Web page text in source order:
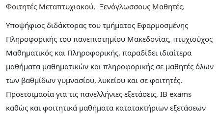
Φοιτητές Μεταπτυχιακού
Ξενόγλωσσους Μαθητές
Υποψήφιος διδάκτορας του τμήματος Εφαρμοσμένης
Πληροφορικής του πανεπιστημίου Μακεδονίας, πτυχιούχος
Μαθηματικός και Πληροφορικής, παραδίδει ιδιαίτερα
μαθήματα μαθηματικών και πληροφορικής σε μαθητές όλων
των βαθμίδων γυμνασίου, λυκείου και σε φοιτητές.
Προετοιμασία για τις πανελλήνιες εξετάσεις, IB exams
καθώς και φοιτητικά μαθήματα κατατακτήριων εξετάσεων